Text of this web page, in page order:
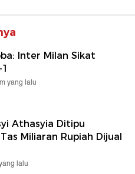
Inter Milan Sikat
yang lalu
Athasyia Ditipu
Miliaran Rupiah Dijual
lalu